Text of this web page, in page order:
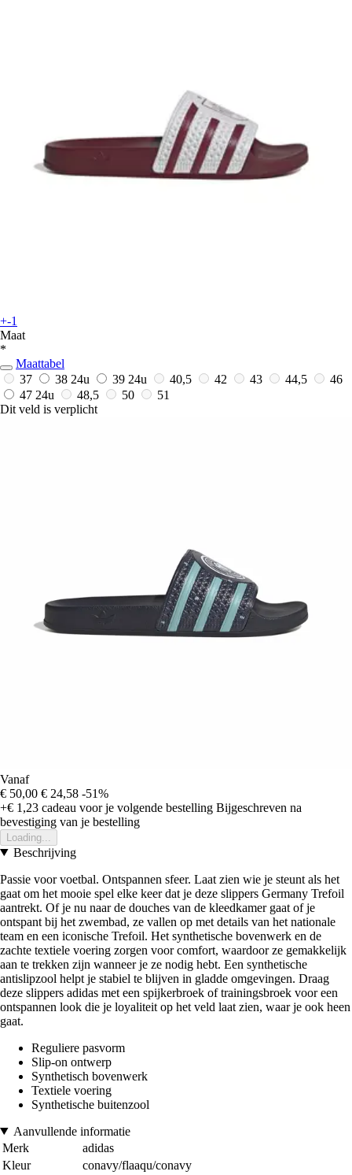
+-1
Maat
*
Maattabel
37
38 24u 39 24u 40,5 42 43 44,5
46
47 24u 48,5 50
51
Dit veld is verplicht
Vanaf
€ 50,00 € 24,58 -51%
+€ 1,23 cadeau voor je volgende bestelling Bijgeschreven na
bevestiging van je bestelling
Loading...
Beschrijving
Passie voor voetbal. Ontspannen sfeer. Laat zien wie je steunt als het
gaat om het mooie spel elke keer dat je deze slippers Germany Trefoil
aantrekt. Of je nu naar de douches van de kleedkamer gaat of je
ontspant bij het zwembad, ze vallen op met details van het nationale
team en een iconische Trefoil. Het synthetische bovenwerk en de
zachte textiele voering zorgen voor comfort, waardoor ze gemakkelijk
aan te trekken zijn wanneer je ze nodig hebt. Een synthetische
antislipzool helpt je stabiel te blijven in gladde omgevingen. Draag
deze slippers adidas met een spijkerbroek of trainingsbroek voor een
ontspannen look die je loyaliteit op het veld laat zien, waar je ook heen
gaat.
Reguliere pasvorm
Slip-on ontwerp
Synthetisch bovenwerk
Textiele voering
Synthetische buitenzool
Aanvullende informatie
Merk
adidas
Kleur
conavy/flaaqu/conavy